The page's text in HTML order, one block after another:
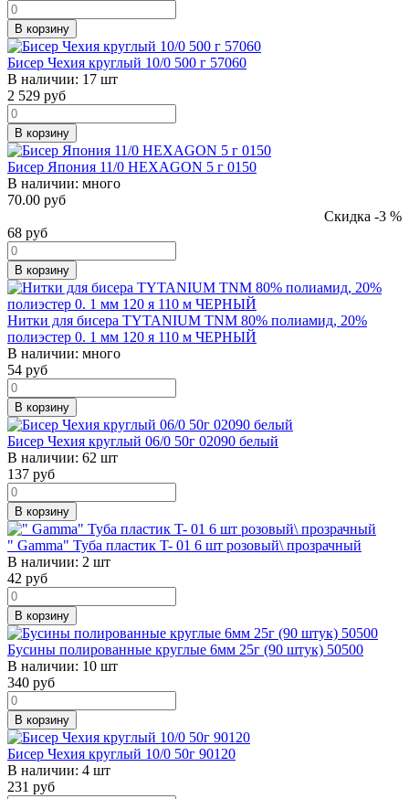
В корзину
Бисер Чехия круглый 10/0 500 г 57060
В наличии: 17 шт
2 529 руб
В корзину
Бисер Япония 11/0 HEXAGON 5 г 0150
В наличии: много
70.00 руб
Скидка -3 %
68 руб
В корзину
Нитки для бисера TYTANIUM TNM 80% полиамид, 20%
полиэстер 0. 1 мм 120 я 110 м ЧЕРНЫЙ
В наличии: много
54 руб
В корзину
Бисер Чехия круглый 06/0 50г 02090 белый
В наличии: 62 шт
137 руб
В корзину
" Gamma" Туба пластик T- 01 6 шт розовый\ прозрачный
В наличии: 2 шт
42 руб
В корзину
Бусины полированные круглые 6мм 25г (90 штук) 50500
В наличии: 10 шт
340 руб
В корзину
Бисер Чехия круглый 10/0 50г 90120
В наличии: 4 шт
231 руб